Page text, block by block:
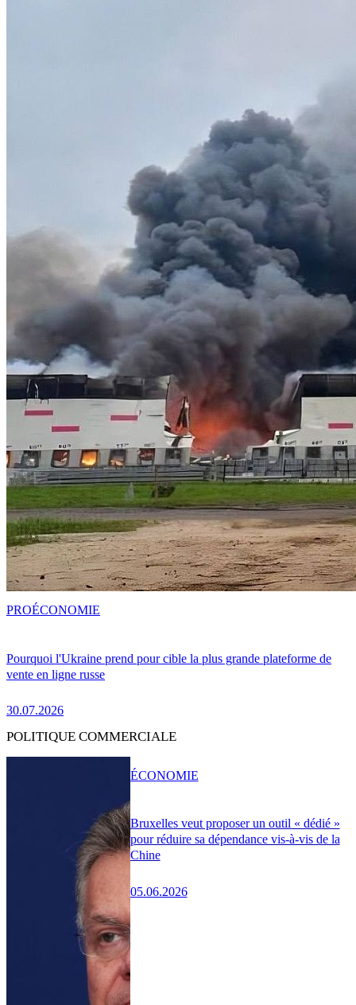
Pourquoi l'Ukraine prend pour cible la plus grande plateforme de
vente en ligne russe
30.07.2026
PROÉCONOMIE
POLITIQUE COMMERCIALE
Bruxelles veut proposer un outil « dédié »
pour réduire sa dépendance vis-à-vis de la
Chine
05.06.2026
ÉCONOMIE